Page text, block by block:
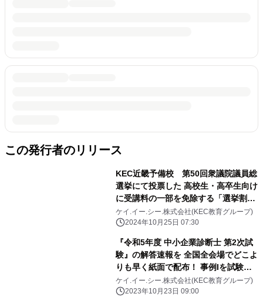
この発行者のリリース
KEC近畿予備校 第50回衆議院議員総
選挙にて投票した 高校生・高卒生向け
に受講料の一部を免除する「選挙割」
を実施
ケイ.イー.シー.株式会社(KEC教育グループ)
2024年10月25日 07:30
『令和5年度 中小企業診断士 第2次試
験』の解答速報を 全国全会場でどこよ
りも早く紙面で配布！ 事例Iを試験当
日にKECホームページにアップ！
ケイ.イー.シー.株式会社(KEC教育グループ)
2023年10月23日 09:00